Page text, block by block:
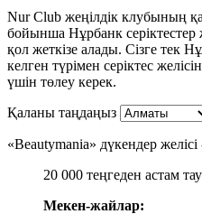
Nur Club жеңілдік клубының
бойынша Нұрбанк серіктестер
қол жеткізе алады. Сізге тек
келген түрімен серіктес
үшін төлеу керек.
Қаланы таңдаңыз
«Beautymania» дүкендер
20 000 теңгеден астам
Мекен-жайлар: